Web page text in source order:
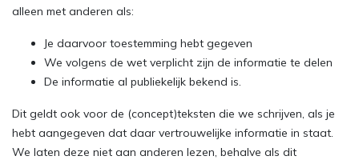
alleen met anderen als:
Je daarvoor toestemming hebt gegeven
We volgens de wet verplicht zijn de informatie te delen
De informatie al publiekelijk bekend is.
Dit geldt ook voor de (concept)teksten die we schrijven, als je
hebt aangegeven dat daar vertrouwelijke informatie in staat.
We laten deze niet aan anderen lezen, behalve als dit